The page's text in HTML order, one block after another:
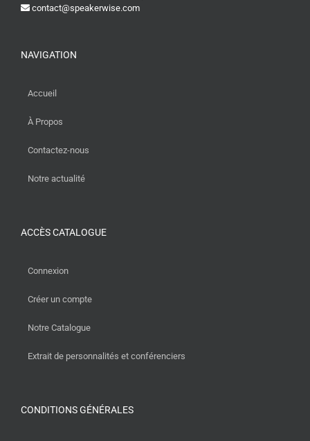
contact@speakerwise.com
NAVIGATION
Accueil
À Propos
Contactez-nous
Notre actualité
ACCÈS CATALOGUE
Connexion
Créer un compte
Notre Catalogue
Extrait de personnalités et conférenciers
CONDITIONS GÉNÉRALES